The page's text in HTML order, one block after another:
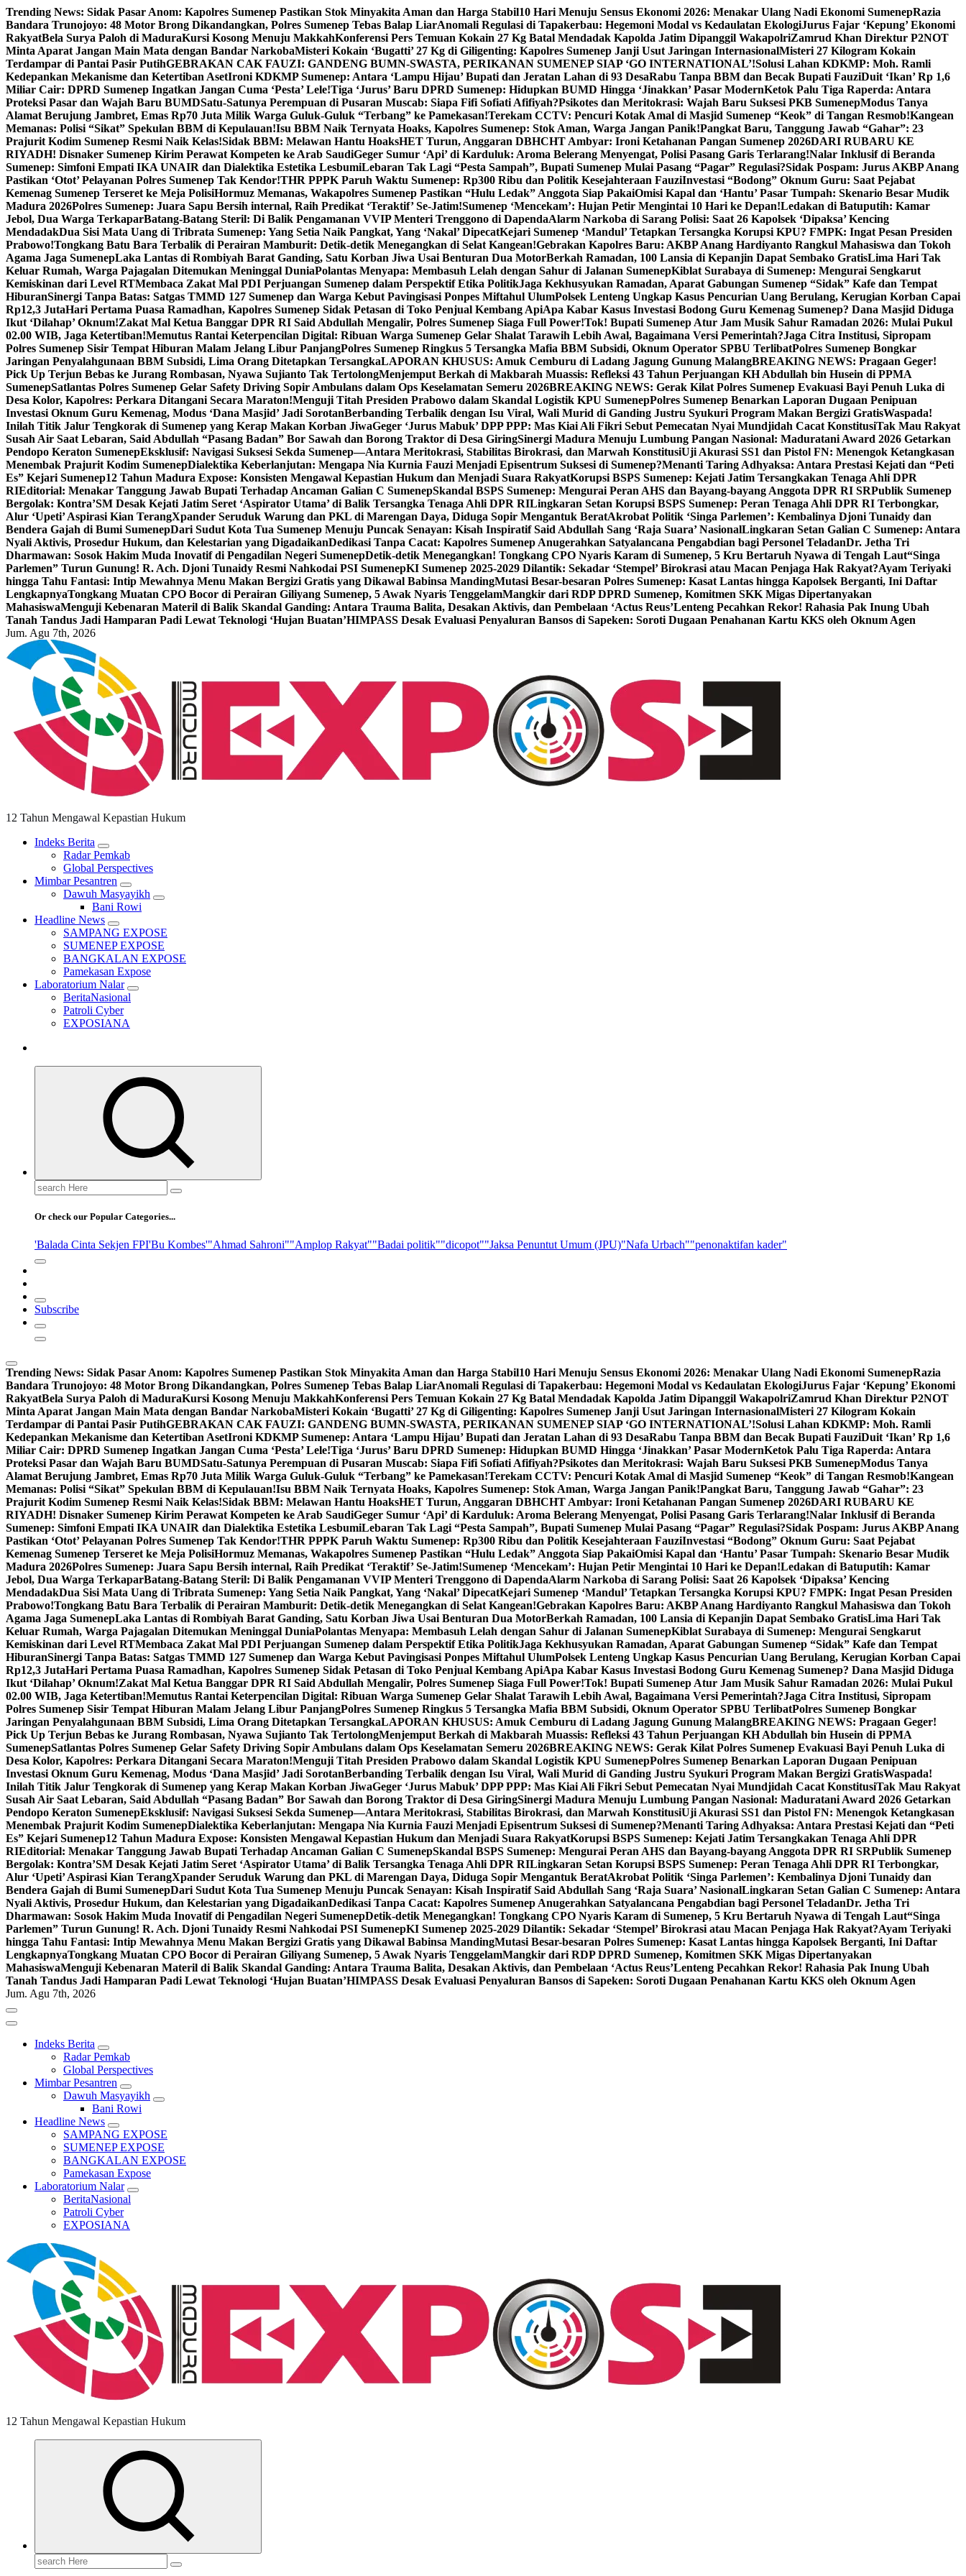
Skip
to
content
Trending News: Sidak Pasar Anom: Kapolres Sumenep Pastikan Stok Minyakita Aman dan Harga Stabil10 Hari Menuju Sensus Ekonomi 2026: Menakar Ulang Nadi Ekonomi SumenepRazia
Bandara Trunojoyo: 48 Motor Brong Dikandangkan, Polres Sumenep Tebas Balap LiarAnomali Regulasi di Tapakerbau: Hegemoni Modal vs Kedaulatan EkologiJurus Fajar ‘Kepung’ Ekonomi
RakyatBela Surya Paloh di MaduraKursi Kosong Menuju MakkahKonferensi Pers Temuan Kokain 27 Kg Batal Mendadak Kapolda Jatim Dipanggil WakapolriZamrud Khan Direktur P2NOT
Minta Aparat Jangan Main Mata dengan Bandar NarkobaMisteri Kokain ‘Bugatti’ 27 Kg di Giligenting: Kapolres Sumenep Janji Usut Jaringan InternasionalMisteri 27 Kilogram Kokain
Terdampar di Pantai Pasir PutihGEBRAKAN CAK FAUZI: GANDENG BUMN-SWASTA, PERIKANAN SUMENEP SIAP ‘GO INTERNATIONAL’!Solusi Lahan KDKMP: Moh. Ramli
Kedepankan Mekanisme dan Ketertiban AsetIroni KDKMP Sumenep: Antara ‘Lampu Hijau’ Bupati dan Jeratan Lahan di 93 DesaRabu Tanpa BBM dan Becak Bupati FauziDuit ‘Ikan’ Rp 1,6
Miliar Cair: DPRD Sumenep Ingatkan Jangan Cuma ‘Pesta’ Lele!Tiga ‘Jurus’ Baru DPRD Sumenep: Hidupkan BUMD Hingga ‘Jinakkan’ Pasar ModernKetok Palu Tiga Raperda: Antara
Proteksi Pasar dan Wajah Baru BUMDSatu-Satunya Perempuan di Pusaran Muscab: Siapa Fifi Sofiati Afifiyah?Psikotes dan Meritokrasi: Wajah Baru Suksesi PKB SumenepModus Tanya
Alamat Berujung Jambret, Emas Rp70 Juta Milik Warga Guluk-Guluk “Terbang” ke Pamekasan!Terekam CCTV: Pencuri Kotak Amal di Masjid Sumenep “Keok” di Tangan Resmob!Kangean
Memanas: Polisi “Sikat” Spekulan BBM di Kepulauan!Isu BBM Naik Ternyata Hoaks, Kapolres Sumenep: Stok Aman, Warga Jangan Panik!Pangkat Baru, Tanggung Jawab “Gahar”: 23
Prajurit Kodim Sumenep Resmi Naik Kelas!Sidak BBM: Melawan Hantu HoaksHET Turun, Anggaran DBHCHT Ambyar: Ironi Ketahanan Pangan Sumenep 2026DARI RUBARU KE
RIYADH! Disnaker Sumenep Kirim Perawat Kompeten ke Arab SaudiGeger Sumur ‘Api’ di Karduluk: Aroma Belerang Menyengat, Polisi Pasang Garis Terlarang!Nalar Inklusif di Beranda
Sumenep: Simfoni Empati IKA UNAIR dan Dialektika Estetika LesbumiLebaran Tak Lagi “Pesta Sampah”, Bupati Sumenep Mulai Pasang “Pagar” Regulasi?Sidak Pospam: Jurus AKBP Anang
Pastikan ‘Otot’ Pelayanan Polres Sumenep Tak Kendor!THR PPPK Paruh Waktu Sumenep: Rp300 Ribu dan Politik Kesejahteraan FauziInvestasi “Bodong” Oknum Guru: Saat Pejabat
Kemenag Sumenep Terseret ke Meja PolisiHormuz Memanas, Wakapolres Sumenep Pastikan “Hulu Ledak” Anggota Siap PakaiOmisi Kapal dan ‘Hantu’ Pasar Tumpah: Skenario Besar Mudik
Madura 2026Polres Sumenep: Juara Sapu Bersih internal, Raih Predikat ‘Teraktif’ Se-Jatim!Sumenep ‘Mencekam’: Hujan Petir Mengintai 10 Hari ke Depan!Ledakan di Batuputih: Kamar
Jebol, Dua Warga TerkaparBatang-Batang Steril: Di Balik Pengamanan VVIP Menteri Trenggono di DapendaAlarm Narkoba di Sarang Polisi: Saat 26 Kapolsek ‘Dipaksa’ Kencing
MendadakDua Sisi Mata Uang di Tribrata Sumenep: Yang Setia Naik Pangkat, Yang ‘Nakal’ DipecatKejari Sumenep ‘Mandul’ Tetapkan Tersangka Korupsi KPU? FMPK: Ingat Pesan Presiden
Prabowo!Tongkang Batu Bara Terbalik di Perairan Mamburit: Detik-detik Menegangkan di Selat Kangean!Gebrakan Kapolres Baru: AKBP Anang Hardiyanto Rangkul Mahasiswa dan Tokoh
Agama Jaga SumenepLaka Lantas di Rombiyah Barat Ganding, Satu Korban Jiwa Usai Benturan Dua MotorBerkah Ramadan, 100 Lansia di Kepanjin Dapat Sembako GratisLima Hari Tak
Keluar Rumah, Warga Pajagalan Ditemukan Meninggal DuniaPolantas Menyapa: Membasuh Lelah dengan Sahur di Jalanan SumenepKiblat Surabaya di Sumenep: Mengurai Sengkarut
Kemiskinan dari Level RTMembaca Zakat Mal PDI Perjuangan Sumenep dalam Perspektif Etika PolitikJaga Kekhusyukan Ramadan, Aparat Gabungan Sumenep “Sidak” Kafe dan Tempat
HiburanSinergi Tanpa Batas: Satgas TMMD 127 Sumenep dan Warga Kebut Pavingisasi Ponpes Miftahul UlumPolsek Lenteng Ungkap Kasus Pencurian Uang Berulang, Kerugian Korban Capai
Rp12,3 JutaHari Pertama Puasa Ramadhan, Kapolres Sumenep Sidak Petasan di Toko Penjual Kembang ApiApa Kabar Kasus Investasi Bodong Guru Kemenag Sumenep? Dana Masjid Diduga
Ikut ‘Dilahap’ Oknum!Zakat Mal Ketua Banggar DPR RI Said Abdullah Mengalir, Polres Sumenep Siaga Full Power!Tok! Bupati Sumenep Atur Jam Musik Sahur Ramadan 2026: Mulai Pukul
02.00 WIB, Jaga Ketertiban!Memutus Rantai Keterpencilan Digital: Ribuan Warga Sumenep Gelar Shalat Tarawih Lebih Awal, Bagaimana Versi Pemerintah?Jaga Citra Institusi, Sipropam
Polres Sumenep Sisir Tempat Hiburan Malam Jelang Libur PanjangPolres Sumenep Ringkus 5 Tersangka Mafia BBM Subsidi, Oknum Operator SPBU TerlibatPolres Sumenep Bongkar
Jaringan Penyalahgunaan BBM Subsidi, Lima Orang Ditetapkan TersangkaLAPORAN KHUSUS: Amuk Cemburu di Ladang Jagung Gunung MalangBREAKING NEWS: Pragaan Geger!
Pick Up Terjun Bebas ke Jurang Rombasan, Nyawa Sujianto Tak TertolongMenjemput Berkah di Makbarah Muassis: Refleksi 43 Tahun Perjuangan KH Abdullah bin Husein di PPMA
SumenepSatlantas Polres Sumenep Gelar Safety Driving Sopir Ambulans dalam Ops Keselamatan Semeru 2026BREAKING NEWS: Gerak Kilat Polres Sumenep Evakuasi Bayi Penuh Luka di
Desa Kolor, Kapolres: Perkara Ditangani Secara Maraton!Menguji Titah Presiden Prabowo dalam Skandal Logistik KPU SumenepPolres Sumenep Benarkan Laporan Dugaan Penipuan
Investasi Oknum Guru Kemenag, Modus ‘Dana Masjid’ Jadi SorotanBerbanding Terbalik dengan Isu Viral, Wali Murid di Ganding Justru Syukuri Program Makan Bergizi GratisWaspada!
Inilah Titik Jalur Tengkorak di Sumenep yang Kerap Makan Korban JiwaGeger ‘Jurus Mabuk’ DPP PPP: Mas Kiai Ali Fikri Sebut Pemecatan Nyai Mundjidah Cacat KonstitusiTak Mau Rakyat
Susah Air Saat Lebaran, Said Abdullah “Pasang Badan” Bor Sawah dan Borong Traktor di Desa GiringSinergi Madura Menuju Lumbung Pangan Nasional: Maduratani Award 2026 Getarkan
Pendopo Keraton SumenepEksklusif: Navigasi Suksesi Sekda Sumenep—Antara Meritokrasi, Stabilitas Birokrasi, dan Marwah KonstitusiUji Akurasi SS1 dan Pistol FN: Menengok Ketangkasan
Menembak Prajurit Kodim SumenepDialektika Keberlanjutan: Mengapa Nia Kurnia Fauzi Menjadi Episentrum Suksesi di Sumenep?Menanti Taring Adhyaksa: Antara Prestasi Kejati dan “Peti
Es” Kejari Sumenep12 Tahun Madura Expose: Konsisten Mengawal Kepastian Hukum dan Menjadi Suara RakyatKorupsi BSPS Sumenep: Kejati Jatim Tersangkakan Tenaga Ahli DPR
RIEditorial: Menakar Tanggung Jawab Bupati Terhadap Ancaman Galian C SumenepSkandal BSPS Sumenep: Mengurai Peran AHS dan Bayang-bayang Anggota DPR RI SRPublik Sumenep
Bergolak: Kontra’SM Desak Kejati Jatim Seret ‘Aspirator Utama’ di Balik Tersangka Tenaga Ahli DPR RILingkaran Setan Korupsi BSPS Sumenep: Peran Tenaga Ahli DPR RI Terbongkar,
Alur ‘Upeti’ Aspirasi Kian TerangXpander Seruduk Warung dan PKL di Marengan Daya, Diduga Sopir Mengantuk BeratAkrobat Politik ‘Singa Parlemen’: Kembalinya Djoni Tunaidy dan
Bendera Gajah di Bumi SumenepDari Sudut Kota Tua Sumenep Menuju Puncak Senayan: Kisah Inspiratif Said Abdullah Sang ‘Raja Suara’ NasionalLingkaran Setan Galian C Sumenep: Antara
Nyali Aktivis, Prosedur Hukum, dan Kelestarian yang DigadaikanDedikasi Tanpa Cacat: Kapolres Sumenep Anugerahkan Satyalancana Pengabdian bagi Personel TeladanDr. Jetha Tri
Dharmawan: Sosok Hakim Muda Inovatif di Pengadilan Negeri SumenepDetik-detik Menegangkan! Tongkang CPO Nyaris Karam di Sumenep, 5 Kru Bertaruh Nyawa di Tengah Laut“Singa
Parlemen” Turun Gunung! R. Ach. Djoni Tunaidy Resmi Nahkodai PSI SumenepKI Sumenep 2025-2029 Dilantik: Sekadar ‘Stempel’ Birokrasi atau Macan Penjaga Hak Rakyat?Ayam Teriyaki
hingga Tahu Fantasi: Intip Mewahnya Menu Makan Bergizi Gratis yang Dikawal Babinsa MandingMutasi Besar-besaran Polres Sumenep: Kasat Lantas hingga Kapolsek Berganti, Ini Daftar
LengkapnyaTongkang Muatan CPO Bocor di Perairan Giliyang Sumenep, 5 Awak Nyaris TenggelamMangkir dari RDP DPRD Sumenep, Komitmen SKK Migas Dipertanyakan
MahasiswaMenguji Kebenaran Materil di Balik Skandal Ganding: Antara Trauma Balita, Desakan Aktivis, dan Pembelaan ‘Actus Reus’Lenteng Pecahkan Rekor! Rahasia Pak Inung Ubah
Tanah Tandus Jadi Hamparan Padi Lewat Teknologi ‘Hujan Buatan’HIMPASS Desak Evaluasi Penyaluran Bansos di Sapeken: Soroti Dugaan Penahanan Kartu KKS oleh Oknum Agen
Jum. Agu 7th, 2026
12 Tahun Mengawal Kepastian Hukum
Indeks Berita
Radar Pemkab
Global Perspectives
Mimbar Pesantren
Dawuh Masyayikh
Bani Rowi
Headline News
SAMPANG EXPOSE
SUMENEP EXPOSE
BANGKALAN EXPOSE
Pamekasan Expose
Laboratorium Nalar
BeritaNasional
Patroli Cyber
EXPOSIANA
Search
for:
Or check our Popular Categories...
'Balada Cinta Sekjen FPI'Bu Kombes'"Ahmad Sahroni""Amplop Rakyat""Badai politik""dicopot""Jaksa Penuntut Umum (JPU)"Nafa Urbach""penonaktifan kader"
Subscribe
Trending News: Sidak Pasar Anom: Kapolres Sumenep Pastikan Stok Minyakita Aman dan Harga Stabil10 Hari Menuju Sensus Ekonomi 2026: Menakar Ulang Nadi Ekonomi SumenepRazia
Bandara Trunojoyo: 48 Motor Brong Dikandangkan, Polres Sumenep Tebas Balap LiarAnomali Regulasi di Tapakerbau: Hegemoni Modal vs Kedaulatan EkologiJurus Fajar ‘Kepung’ Ekonomi
RakyatBela Surya Paloh di MaduraKursi Kosong Menuju MakkahKonferensi Pers Temuan Kokain 27 Kg Batal Mendadak Kapolda Jatim Dipanggil WakapolriZamrud Khan Direktur P2NOT
Minta Aparat Jangan Main Mata dengan Bandar NarkobaMisteri Kokain ‘Bugatti’ 27 Kg di Giligenting: Kapolres Sumenep Janji Usut Jaringan InternasionalMisteri 27 Kilogram Kokain
Terdampar di Pantai Pasir PutihGEBRAKAN CAK FAUZI: GANDENG BUMN-SWASTA, PERIKANAN SUMENEP SIAP ‘GO INTERNATIONAL’!Solusi Lahan KDKMP: Moh. Ramli
Kedepankan Mekanisme dan Ketertiban AsetIroni KDKMP Sumenep: Antara ‘Lampu Hijau’ Bupati dan Jeratan Lahan di 93 DesaRabu Tanpa BBM dan Becak Bupati FauziDuit ‘Ikan’ Rp 1,6
Miliar Cair: DPRD Sumenep Ingatkan Jangan Cuma ‘Pesta’ Lele!Tiga ‘Jurus’ Baru DPRD Sumenep: Hidupkan BUMD Hingga ‘Jinakkan’ Pasar ModernKetok Palu Tiga Raperda: Antara
Proteksi Pasar dan Wajah Baru BUMDSatu-Satunya Perempuan di Pusaran Muscab: Siapa Fifi Sofiati Afifiyah?Psikotes dan Meritokrasi: Wajah Baru Suksesi PKB SumenepModus Tanya
Alamat Berujung Jambret, Emas Rp70 Juta Milik Warga Guluk-Guluk “Terbang” ke Pamekasan!Terekam CCTV: Pencuri Kotak Amal di Masjid Sumenep “Keok” di Tangan Resmob!Kangean
Memanas: Polisi “Sikat” Spekulan BBM di Kepulauan!Isu BBM Naik Ternyata Hoaks, Kapolres Sumenep: Stok Aman, Warga Jangan Panik!Pangkat Baru, Tanggung Jawab “Gahar”: 23
Prajurit Kodim Sumenep Resmi Naik Kelas!Sidak BBM: Melawan Hantu HoaksHET Turun, Anggaran DBHCHT Ambyar: Ironi Ketahanan Pangan Sumenep 2026DARI RUBARU KE
RIYADH! Disnaker Sumenep Kirim Perawat Kompeten ke Arab SaudiGeger Sumur ‘Api’ di Karduluk: Aroma Belerang Menyengat, Polisi Pasang Garis Terlarang!Nalar Inklusif di Beranda
Sumenep: Simfoni Empati IKA UNAIR dan Dialektika Estetika LesbumiLebaran Tak Lagi “Pesta Sampah”, Bupati Sumenep Mulai Pasang “Pagar” Regulasi?Sidak Pospam: Jurus AKBP Anang
Pastikan ‘Otot’ Pelayanan Polres Sumenep Tak Kendor!THR PPPK Paruh Waktu Sumenep: Rp300 Ribu dan Politik Kesejahteraan FauziInvestasi “Bodong” Oknum Guru: Saat Pejabat
Kemenag Sumenep Terseret ke Meja PolisiHormuz Memanas, Wakapolres Sumenep Pastikan “Hulu Ledak” Anggota Siap PakaiOmisi Kapal dan ‘Hantu’ Pasar Tumpah: Skenario Besar Mudik
Madura 2026Polres Sumenep: Juara Sapu Bersih internal, Raih Predikat ‘Teraktif’ Se-Jatim!Sumenep ‘Mencekam’: Hujan Petir Mengintai 10 Hari ke Depan!Ledakan di Batuputih: Kamar
Jebol, Dua Warga TerkaparBatang-Batang Steril: Di Balik Pengamanan VVIP Menteri Trenggono di DapendaAlarm Narkoba di Sarang Polisi: Saat 26 Kapolsek ‘Dipaksa’ Kencing
MendadakDua Sisi Mata Uang di Tribrata Sumenep: Yang Setia Naik Pangkat, Yang ‘Nakal’ DipecatKejari Sumenep ‘Mandul’ Tetapkan Tersangka Korupsi KPU? FMPK: Ingat Pesan Presiden
Prabowo!Tongkang Batu Bara Terbalik di Perairan Mamburit: Detik-detik Menegangkan di Selat Kangean!Gebrakan Kapolres Baru: AKBP Anang Hardiyanto Rangkul Mahasiswa dan Tokoh
Agama Jaga SumenepLaka Lantas di Rombiyah Barat Ganding, Satu Korban Jiwa Usai Benturan Dua MotorBerkah Ramadan, 100 Lansia di Kepanjin Dapat Sembako GratisLima Hari Tak
Keluar Rumah, Warga Pajagalan Ditemukan Meninggal DuniaPolantas Menyapa: Membasuh Lelah dengan Sahur di Jalanan SumenepKiblat Surabaya di Sumenep: Mengurai Sengkarut
Kemiskinan dari Level RTMembaca Zakat Mal PDI Perjuangan Sumenep dalam Perspektif Etika PolitikJaga Kekhusyukan Ramadan, Aparat Gabungan Sumenep “Sidak” Kafe dan Tempat
HiburanSinergi Tanpa Batas: Satgas TMMD 127 Sumenep dan Warga Kebut Pavingisasi Ponpes Miftahul UlumPolsek Lenteng Ungkap Kasus Pencurian Uang Berulang, Kerugian Korban Capai
Rp12,3 JutaHari Pertama Puasa Ramadhan, Kapolres Sumenep Sidak Petasan di Toko Penjual Kembang ApiApa Kabar Kasus Investasi Bodong Guru Kemenag Sumenep? Dana Masjid Diduga
Ikut ‘Dilahap’ Oknum!Zakat Mal Ketua Banggar DPR RI Said Abdullah Mengalir, Polres Sumenep Siaga Full Power!Tok! Bupati Sumenep Atur Jam Musik Sahur Ramadan 2026: Mulai Pukul
02.00 WIB, Jaga Ketertiban!Memutus Rantai Keterpencilan Digital: Ribuan Warga Sumenep Gelar Shalat Tarawih Lebih Awal, Bagaimana Versi Pemerintah?Jaga Citra Institusi, Sipropam
Polres Sumenep Sisir Tempat Hiburan Malam Jelang Libur PanjangPolres Sumenep Ringkus 5 Tersangka Mafia BBM Subsidi, Oknum Operator SPBU TerlibatPolres Sumenep Bongkar
Jaringan Penyalahgunaan BBM Subsidi, Lima Orang Ditetapkan TersangkaLAPORAN KHUSUS: Amuk Cemburu di Ladang Jagung Gunung MalangBREAKING NEWS: Pragaan Geger!
Pick Up Terjun Bebas ke Jurang Rombasan, Nyawa Sujianto Tak TertolongMenjemput Berkah di Makbarah Muassis: Refleksi 43 Tahun Perjuangan KH Abdullah bin Husein di PPMA
SumenepSatlantas Polres Sumenep Gelar Safety Driving Sopir Ambulans dalam Ops Keselamatan Semeru 2026BREAKING NEWS: Gerak Kilat Polres Sumenep Evakuasi Bayi Penuh Luka di
Desa Kolor, Kapolres: Perkara Ditangani Secara Maraton!Menguji Titah Presiden Prabowo dalam Skandal Logistik KPU SumenepPolres Sumenep Benarkan Laporan Dugaan Penipuan
Investasi Oknum Guru Kemenag, Modus ‘Dana Masjid’ Jadi SorotanBerbanding Terbalik dengan Isu Viral, Wali Murid di Ganding Justru Syukuri Program Makan Bergizi GratisWaspada!
Inilah Titik Jalur Tengkorak di Sumenep yang Kerap Makan Korban JiwaGeger ‘Jurus Mabuk’ DPP PPP: Mas Kiai Ali Fikri Sebut Pemecatan Nyai Mundjidah Cacat KonstitusiTak Mau Rakyat
Susah Air Saat Lebaran, Said Abdullah “Pasang Badan” Bor Sawah dan Borong Traktor di Desa GiringSinergi Madura Menuju Lumbung Pangan Nasional: Maduratani Award 2026 Getarkan
Pendopo Keraton SumenepEksklusif: Navigasi Suksesi Sekda Sumenep—Antara Meritokrasi, Stabilitas Birokrasi, dan Marwah KonstitusiUji Akurasi SS1 dan Pistol FN: Menengok Ketangkasan
Menembak Prajurit Kodim SumenepDialektika Keberlanjutan: Mengapa Nia Kurnia Fauzi Menjadi Episentrum Suksesi di Sumenep?Menanti Taring Adhyaksa: Antara Prestasi Kejati dan “Peti
Es” Kejari Sumenep12 Tahun Madura Expose: Konsisten Mengawal Kepastian Hukum dan Menjadi Suara RakyatKorupsi BSPS Sumenep: Kejati Jatim Tersangkakan Tenaga Ahli DPR
RIEditorial: Menakar Tanggung Jawab Bupati Terhadap Ancaman Galian C SumenepSkandal BSPS Sumenep: Mengurai Peran AHS dan Bayang-bayang Anggota DPR RI SRPublik Sumenep
Bergolak: Kontra’SM Desak Kejati Jatim Seret ‘Aspirator Utama’ di Balik Tersangka Tenaga Ahli DPR RILingkaran Setan Korupsi BSPS Sumenep: Peran Tenaga Ahli DPR RI Terbongkar,
Alur ‘Upeti’ Aspirasi Kian TerangXpander Seruduk Warung dan PKL di Marengan Daya, Diduga Sopir Mengantuk BeratAkrobat Politik ‘Singa Parlemen’: Kembalinya Djoni Tunaidy dan
Bendera Gajah di Bumi SumenepDari Sudut Kota Tua Sumenep Menuju Puncak Senayan: Kisah Inspiratif Said Abdullah Sang ‘Raja Suara’ NasionalLingkaran Setan Galian C Sumenep: Antara
Nyali Aktivis, Prosedur Hukum, dan Kelestarian yang DigadaikanDedikasi Tanpa Cacat: Kapolres Sumenep Anugerahkan Satyalancana Pengabdian bagi Personel TeladanDr. Jetha Tri
Dharmawan: Sosok Hakim Muda Inovatif di Pengadilan Negeri SumenepDetik-detik Menegangkan! Tongkang CPO Nyaris Karam di Sumenep, 5 Kru Bertaruh Nyawa di Tengah Laut“Singa
Parlemen” Turun Gunung! R. Ach. Djoni Tunaidy Resmi Nahkodai PSI SumenepKI Sumenep 2025-2029 Dilantik: Sekadar ‘Stempel’ Birokrasi atau Macan Penjaga Hak Rakyat?Ayam Teriyaki
hingga Tahu Fantasi: Intip Mewahnya Menu Makan Bergizi Gratis yang Dikawal Babinsa MandingMutasi Besar-besaran Polres Sumenep: Kasat Lantas hingga Kapolsek Berganti, Ini Daftar
LengkapnyaTongkang Muatan CPO Bocor di Perairan Giliyang Sumenep, 5 Awak Nyaris TenggelamMangkir dari RDP DPRD Sumenep, Komitmen SKK Migas Dipertanyakan
MahasiswaMenguji Kebenaran Materil di Balik Skandal Ganding: Antara Trauma Balita, Desakan Aktivis, dan Pembelaan ‘Actus Reus’Lenteng Pecahkan Rekor! Rahasia Pak Inung Ubah
Tanah Tandus Jadi Hamparan Padi Lewat Teknologi ‘Hujan Buatan’HIMPASS Desak Evaluasi Penyaluran Bansos di Sapeken: Soroti Dugaan Penahanan Kartu KKS oleh Oknum Agen
Jum. Agu 7th, 2026
Indeks Berita
Radar Pemkab
Global Perspectives
Mimbar Pesantren
Dawuh Masyayikh
Bani Rowi
Headline News
SAMPANG EXPOSE
SUMENEP EXPOSE
BANGKALAN EXPOSE
Pamekasan Expose
Laboratorium Nalar
BeritaNasional
Patroli Cyber
EXPOSIANA
12 Tahun Mengawal Kepastian Hukum
Search
for: